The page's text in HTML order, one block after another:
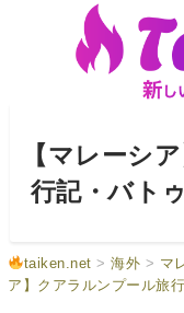
【マレーシ
行記・バト
taiken.net >海外 > マ
ア】クアラルンプール旅